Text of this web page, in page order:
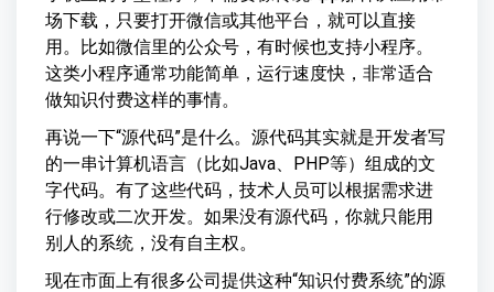
场下载，只要打开微信或其他平台，就可以直接
用。比如微信里的公众号，有时候也支持小程序。
这类小程序通常功能简单，运行速度快，非常适合
做知识付费这样的事情。
再说一下“源代码”是什么。源代码其实就是开发者写
的一串计算机语言（比如Java、PHP等）组成的文
字代码。有了这些代码，技术人员可以根据需求进
行修改或二次开发。如果没有源代码，你就只能用
别人的系统，没有自主权。
现在市面上有很多公司提供这种“知识付费系统”的源